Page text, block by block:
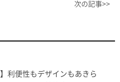
次の記事>>
利便性もデザインもあきら